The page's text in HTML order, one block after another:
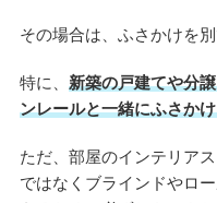
その場合は、ふさかけを
特に、 新築の戸建てや分
ンレールと一緒にふさか
ただ、部屋のインテリア
ではなくブラインドやロ